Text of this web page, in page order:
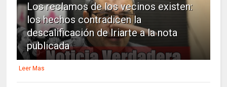
Los reclamos de los vecinos existen:
los hechos contradicen la
descalificación de Iriarte a la nota
publicada
Leer Mas